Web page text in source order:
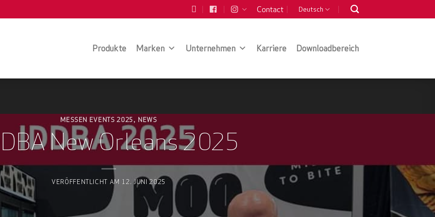
Contact Deutsch
Produkte Marken Unternehmen Karriere Downloadbereich
MESSEN EVENTS 2025 , NEWS
New Orleans 2025
VERÖFFENTLICHT AM 12. JUNI 2025